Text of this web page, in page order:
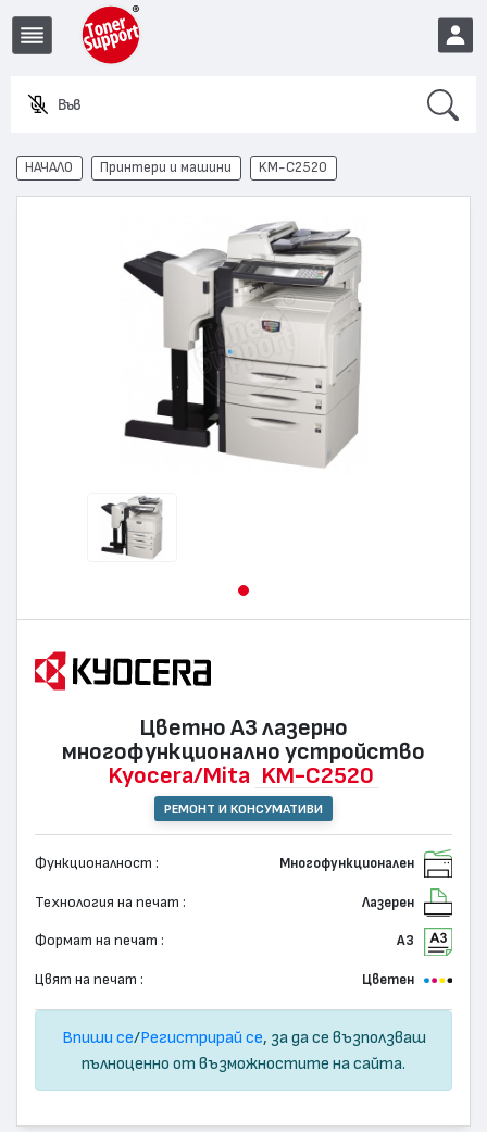
Въведет
EUR
НАЧАЛО Принтери и машини KM-C2520
Цветно А3 лазернo
многофункционално устройство
Kyocera/Mita KM-C2520
РЕМОНТ И КОНСУМАТИВИ
Функционалност : Многофункционален
Технология на печат : Лазерен
Формат на печат : А3
Цвят на печат : Цветен
Впиши се/Регистрирай се, за да се възползваш
пълноценно от възможностите на сайта.